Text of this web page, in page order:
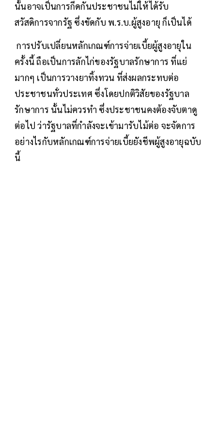
นั้นอาจเป็นการกีดกันประชาชนไม่ให้ได้รับ
สวัสดิการจากรัฐ ซึ่งขัดกับ พ.ร.บ.ผู้สูงอายุ ก็เป็นได้
การปรับเปลี่ยนหลักเกณฑ์การจ่ายเบี้ยผู้สูงอายุใน
ครั้งนี้ ถือเป็นการลักไก่ของรัฐบาลรักษาการ ที่แย่
มากๆ เป็นการวางยาทิ้งทวน ที่ส่งผลกระทบต่อ
ประชาชนทั่วประเทศ ซึ่งโดยปกติวิสัยของรัฐบาล
รักษาการ นั้นไม่ควรทำ ซึ่งประชาชนคงต้องจับตาดู
ต่อไป ว่ารัฐบาลที่กำลังจะเข้ามารับไม้ต่อ จะจัดการ
อย่างไรกับหลักเกณฑ์การจ่ายเบี้ยยังชีพผู้สูงอายุฉบับ
นี้